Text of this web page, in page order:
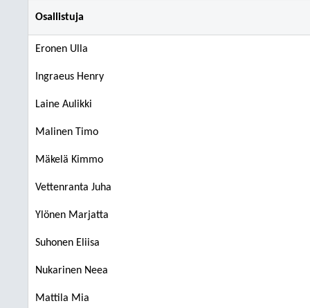
Osallistuja
Eronen Ulla
Ingraeus Henry
Laine Aulikki
Malinen Timo
Mäkelä Kimmo
Vettenranta Juha
Ylönen Marjatta
Suhonen Eliisa
Nukarinen Neea
Mattila Mia